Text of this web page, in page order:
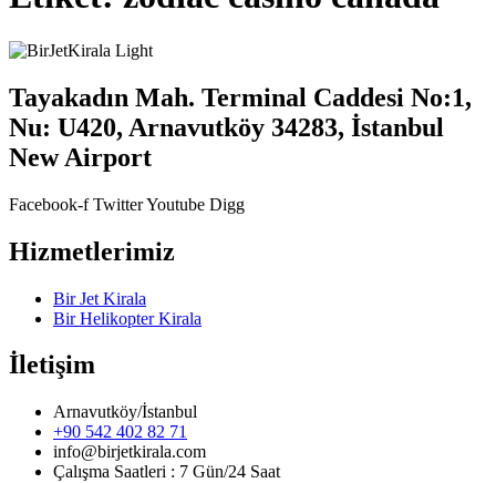
Tayakadın Mah. Terminal Caddesi No:1,
Nu: U420, Arnavutköy 34283, İstanbul
New Airport
Facebook-f TwitterYoutube Digg
Hizmetlerimiz
Bir Jet Kirala
Bir Helikopter Kirala
İletişim
Arnavutköy/İstanbul
+90 542 402 82 71
info@birjetkirala.com
Çalışma Saatleri : 7 Gün/24 Saat